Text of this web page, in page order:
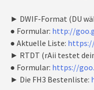
► DWIF-Format (DU
● Formular: http://
● Aktuelle Liste:
► RTDT (rAii testet
● Formular: https://
► Die FH3 Bestenliste: